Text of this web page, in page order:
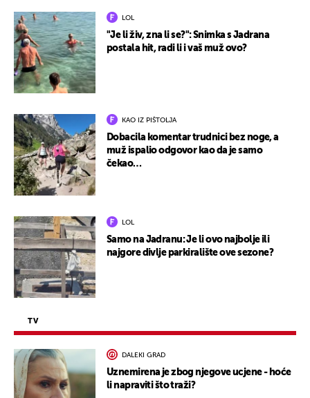
LOL
"Je li živ, zna li se?": Snimka s Jadrana
postala hit, radi li i vaš muž ovo?
KAO IZ PIŠTOLJA
Dobacila komentar trudnici bez noge, a
muž ispalio odgovor kao da je samo
čekao…
LOL
Samo na Jadranu: Je li ovo najbolje ili
najgore divlje parkiralište ove sezone?
TV
DALEKI GRAD
Uznemirena je zbog njegove ucjene - hoće
li napraviti što traži?